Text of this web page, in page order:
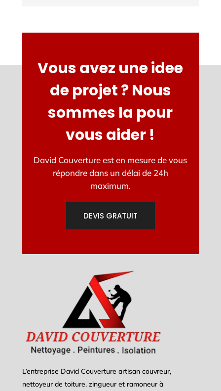
Vous avez une idee
de projet ? Nous
sommes la pour
vous aider !
David Couverture est en mesure de vous
répondre dans un délai de 24h
maximum.
DEVIS GRATUIT
L’entreprise David Couverture artisan couvreur,
nettoyeur de toiture, zingueur et ramoneur à